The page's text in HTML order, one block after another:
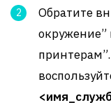
Обратите